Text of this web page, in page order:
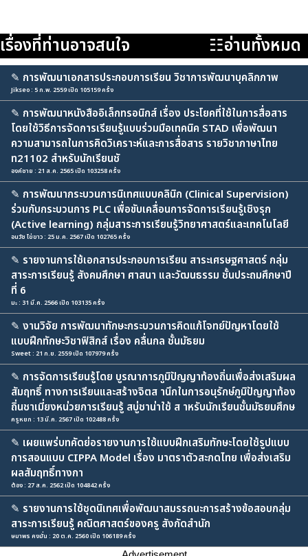
เรื่องที่ท่านอาจสนใจ ☷อ่านทั้งหมด
✎ การพัฒนาเอกสารประกอบการเรียน วิชาการพัฒนาบุคลิกภาพ
Jikseo : 5 ก.พ. 2559 เปิด 105159 ครั้ง
✎ การพัฒนาหนังสืออิเล็กทรอนิกส์ เรื่อง ประโยคที่ใช้ในการสื่อสาร
โดยใช้วิธีการจัดการเรียนรู้แบบร่วมมือเทคนิค STAD เพื่อพัฒนา
ความสามารถในการคิดวิเคราะห์และการสื่อสาร รายวิชาภาษาไทย
ท21102 สำหรับนักเรียนชั
องค์ชาย : 21 ส.ค. 2565 เปิด 103258 ครั้ง
✎ การพัฒนากระบวนการนิเทศแบบคลินิก (Clinical Supervision)
ร่วมกับกระบวนการ PLC เพื่อขับเคลื่อนการจัดการเรียนรู้เชิงรุก
(Active learning) กลุ่มสาระการเรียนรู้วิทยาศาสตร์และเทคโนโลยี
อนวัช ไข่ขาว : 25 ม.ค. 2567 เปิด 102765 ครั้ง
✎ รายงานการใช้เอกสารประกอบการเรียน สาระเศรษฐศาสตร์ กลุ่ม
สาระการเรียนรู้ สังคมศึกษา ศาสนา และวัฒนธรรม ชั้นประถมศึกษาปี
ที่ 6
มะ : 31 มี.ค. 2566 เปิด 103135 ครั้ง
✎ งานวิจัย การพัฒนาทักษะกระบวนการคิดแก้โจทย์ปัญหาโดยใช้
แบบฝึกทักษะวิชาฟิสิกส์ เรื่อง คลื่นกล ชั้นมัธยม
Sweet : 21 ก.ย. 2559 เปิด 107979 ครั้ง
✎ การจัดการเรียนรู้โดย บูรณาการภูมิปัญญาท้องถิ่นเพื่อส่งเสริมผล
สัมฤทธิ์ ทางการเรียนและสร้างจิตส านึกในการอนุรักษ์ภูมิปัญญาท้อง
ถิ่นชาเมี่ยงหน่วยการเรียนรู้ สบู่ชาน่าใช้ ส าหรับนักเรียนชั้นมัธยมศึกษ
ครูหยก : 13 มี.ค. 2567 เปิด 102488 ครั้ง
✎ เผยแพร่บทคัดย่อรายงานการใช้แบบฝึกเสริมทักษะโดยใช้รูปแบบ
การสอนแบบ CIPPA Model เรื่อง มาตราตัวสะกดไทย เพื่อส่งเสริม
ผลสัมฤทธิ์ทางกา
ต้อง : 27 ส.ค. 2562 เปิด 104842 ครั้ง
✎ รายงานการใช้ชุดนิเทศเพื่อพัฒนาสมรรถนะการสร้างข้อสอบกลุ่ม
สาระการเรียนรู้ คณิตศาสตร์ของครู สังกัดสำนัก
ษมาพร คงมั่น : 20 ต.ค. 2560 เปิด 106189 ครั้ง